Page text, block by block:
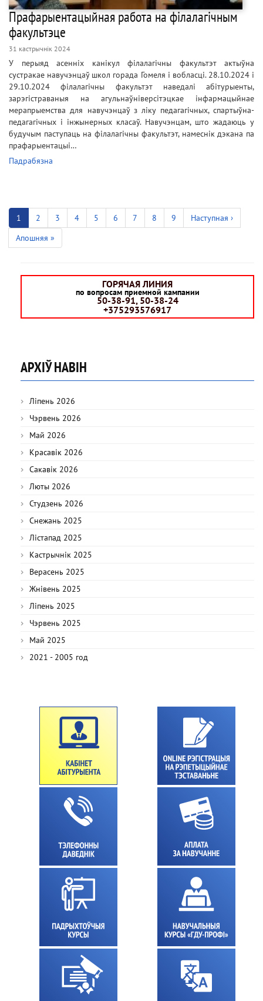
Прафарыентацыйная работа на філалагічным
факультэце
31 кастрычнік 2024
У перыяд асенніх канікул філалагічны факультэт актыўна
сустракае навучэнцаў школ горада Гомеля і вобласці. 28.10.2024 і
29.10.2024 філалагічны факультэт наведалі абітурыенты,
зарэгістраваныя на агульнаўніверсітэцкае інфармацыйнае
мерапрыемства для навучэнцаў з ліку педагагічных, спартыўна-
педагагічных і інжынерных класаў. Навучэнцам, што жадаюць у
будучым паступаць на філалагічны факультэт, намеснік дэкана па
прафарыентацыі…
Падрабязна
Pagination
Current
page
1 Старонка
2 Старонка
3 Старонка
4 Старонка
5 Старонка
6 Старонка
7 Старонка
8 Старонка
9
Next
page
Наступная ›
Last
page
Апошняя »
ГОРЯЧАЯ ЛИНИЯ
по вопросам приемной кампании
50-38-91, 50-38-24
+375293576917
АРХІЎ НАВІН
Ліпень 2026
Чэрвень 2026
Май 2026
Красавік 2026
Сакавік 2026
Люты 2026
Студзень 2026
Снежань 2025
Лістапад 2025
Кастрычнік 2025
Верасень 2025
Жнівень 2025
Ліпень 2025
Чэрвень 2025
Май 2025
2021 - 2005 год